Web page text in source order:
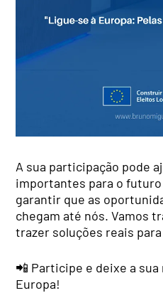
A sua participação pode
importantes para o
garantir que as
chegam até nós. Vamos
trazer soluções reais
📲 Participe e deixe a
Europa!